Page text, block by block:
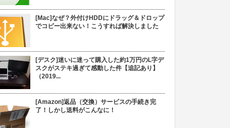
[Mac]なぜ？外付けHDDにドラッグ＆ドロップ
でコピー出来ない！こうすれば解決しました
[デスク]迷いに迷って購入した約1万円のL字デ
スクがステキ過ぎて感動した件【追記あり】
（2019...
[Amazon]返品（交換）サービスの手続き完
了！しかし送料がこんなに！